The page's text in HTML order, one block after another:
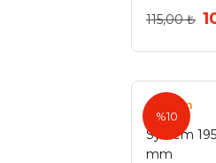
115,00 ₺
%10
System
System
mm